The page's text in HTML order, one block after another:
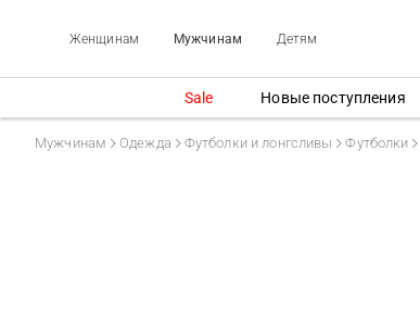
Женщинам Мужчинам Детям
Sale Новые поступления
Мужчинам Одежда Футболки и лонгсливы Футболки